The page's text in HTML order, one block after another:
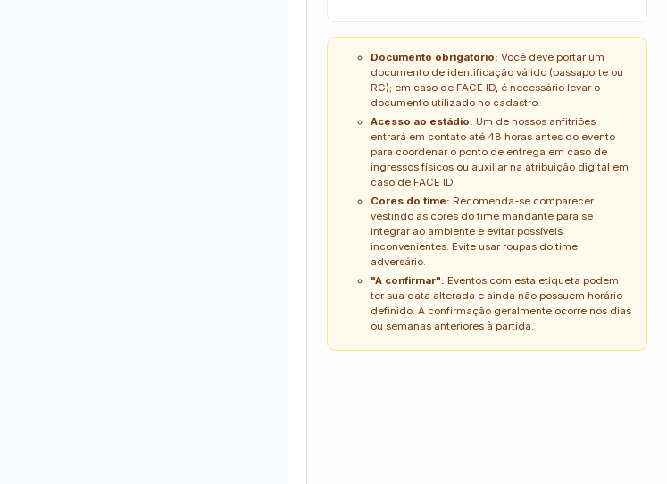
Documento obrigatório: Você deve portar um
documento de identificação válido (passaporte ou
RG); em caso de FACE ID, é necessário levar o
documento utilizado no cadastro.
Acesso ao estádio: Um de nossos anfitriões
entrará em contato até 48 horas antes do evento
para coordenar o ponto de entrega em caso de
ingressos físicos ou auxiliar na atribuição digital em
caso de FACE ID.
Cores do time: Recomenda-se comparecer
vestindo as cores do time mandante para se
integrar ao ambiente e evitar possíveis
inconvenientes. Evite usar roupas do time
adversário.
"A confirmar": Eventos com esta etiqueta podem
ter sua data alterada e ainda não possuem horário
definido. A confirmação geralmente ocorre nos dias
ou semanas anteriores à partida.